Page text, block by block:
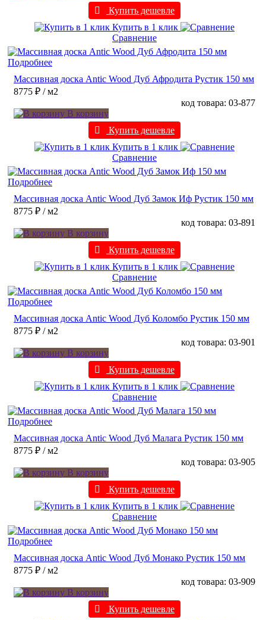
Купить дешевле
Купить в 1 клик
Сравнение
Подробнее
Массивная доска Antic Wood Дуб Афродита Рустик 150 мм
8775 ₽ / м2
код товара: 03-877
В корзину
Купить дешевле
Купить в 1 клик
Сравнение
Подробнее
Массивная доска Antic Wood Дуб Замок Иф Рустик 150 мм
8775 ₽ / м2
код товара: 03-891
В корзину
Купить дешевле
Купить в 1 клик
Сравнение
Подробнее
Массивная доска Antic Wood Дуб Коломбо Рустик 150 мм
8775 ₽ / м2
код товара: 03-901
В корзину
Купить дешевле
Купить в 1 клик
Сравнение
Подробнее
Массивная доска Antic Wood Дуб Малага Рустик 150 мм
8775 ₽ / м2
код товара: 03-905
В корзину
Купить дешевле
Купить в 1 клик
Сравнение
Подробнее
Массивная доска Antic Wood Дуб Монако Рустик 150 мм
8775 ₽ / м2
код товара: 03-909
В корзину
Купить дешевле